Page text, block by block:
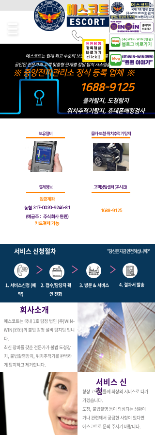
에스코트는 업계 최고 수준의 보안측정 서비스를 제공합니다.
공인된 전문가의 고객 맞춤형 단계별 정밀 탐지 시스템을 경험해 보십시오.
1688-9125
서비스 신청절차 "당신은 지금 안전하십니까?"
몰카탐지, 도청탐지
위치추적기탐지, 휴대폰해킹검사
에스코트는 국내 1호 탐정 법인 (주)WIN-
WIN(윈윈)의 불법 감청 설비 탐지팀 입니
다.
최신 장비를 갖춘 전문가가 불법 도청장
치, 불법촬영장치, 위치추적기를 완벽하
게 탐지하고 제거합니다.
회사소개
서비스 신
청
항상 고객님들께 최상의 서비스로 다가
가겠습니다.
도청, 불법촬영 등이 의심되는 상황이
거나 관련돼서 궁금한 사항이 있다면
에스코트로 문의 주시기 바랍니다.
1. 서비스신청 (예
약)
2. 접수/담당자 확
인 전화
3. 방문 & 서비스 4. 결과서 발송
보유장비
고객상담센터 (24시간)
1688-9125
몰카·도청·위치추적기 탐지
결제정보
카드결제 가능
입금계좌
농협 317-0020-9246-81
(예금주 : 주식회사 윈윈)
※ 중앙전파관리소 정식 등록 업체 ※